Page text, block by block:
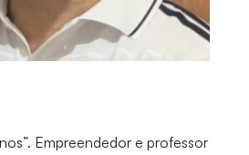
Empreendedor e professor